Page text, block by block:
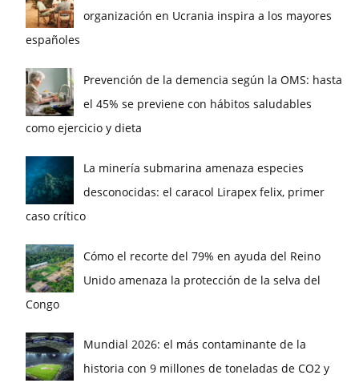
organización en Ucrania inspira a los mayores
españoles
Prevención de la demencia según la OMS: hasta
el 45% se previene con hábitos saludables
como ejercicio y dieta
La minería submarina amenaza especies
desconocidas: el caracol Lirapex felix, primer
caso crítico
Cómo el recorte del 79% en ayuda del Reino
Unido amenaza la protección de la selva del
Congo
Mundial 2026: el más contaminante de la
historia con 9 millones de toneladas de CO2 y